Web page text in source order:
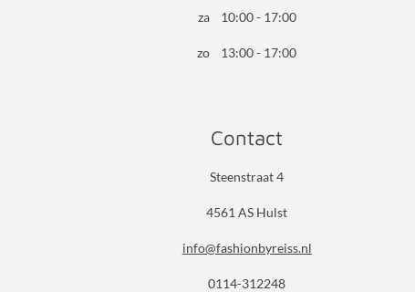
za 10:00 - 17:00
zo 13:00 - 17:00
Contact
Steenstraat 4
4561 AS Hulst
info@fashionbyreiss.nl
0114-312248